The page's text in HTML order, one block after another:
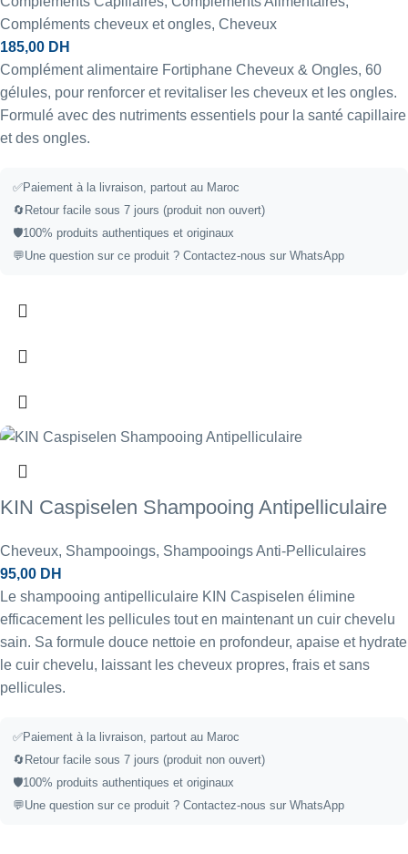
Compléments cheveux et ongles, Cheveux
185,00 DH
Complément alimentaire Fortiphane Cheveux & Ongles, 60
gélules, pour renforcer et revitaliser les cheveux et les ongles.
Formulé avec des nutriments essentiels pour la santé capillaire
et des ongles.
✅Paiement à la livraison, partout au Maroc
🔄Retour facile sous 7 jours (produit non ouvert)
🛡️100% produits authentiques et originaux
💬Une question sur ce produit ? Contactez-nous sur WhatsApp
KIN Caspiselen Shampooing Antipelliculaire
Cheveux, Shampooings, Shampooings Anti-Pelliculaires
95,00 DH
Le shampooing antipelliculaire KIN Caspiselen élimine
efficacement les pellicules tout en maintenant un cuir chevelu
sain. Sa formule douce nettoie en profondeur, apaise et hydrate
le cuir chevelu, laissant les cheveux propres, frais et sans
pellicules.
✅Paiement à la livraison, partout au Maroc
🔄 Retour facile sous 7 jours (produit non ouvert)
🛡️100% produits authentiques et originaux
💬Une question sur ce produit ? Contactez-nous sur WhatsApp